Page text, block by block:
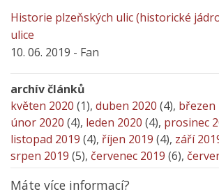
Historie plzeňských ulic (historické
ulice
10. 06. 2019 - Fan
archív článků
květen 2020 (1), duben 2020 (4), březen
únor 2020 (4), leden 2020 (4), prosinec
listopad 2019 (4), říjen 2019 (4), září
srpen 2019 (5), červenec 2019 (6),
Máte více informací?